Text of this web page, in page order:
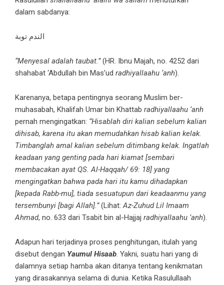
dalam sabdanya:
الندم توبة
“Menyesal adalah taubat.”(HR. Ibnu Majah, no. 4252 dari
shahabat ‘Abdullah bin Mas’ud radhiyallaahu ‘anh).
Karenanya, betapa pentingnya seorang Muslim ber-
muhasabah, Khalifah Umar bin Khattab radhiyallaahu ‘anh
pernah mengingatkan: “Hisablah diri kalian sebelum kalian
dihisab, karena itu akan memudahkan hisab kalian kelak.
Timbanglah amal kalian sebelum ditimbang kelak. Ingatlah
keadaan yang genting pada hari kiamat [sembari
membacakan ayat QS. Al-Haqqah/ 69: 18] yang
mengingatkan bahwa pada hari itu kamu dihadapkan
[kepada Rabb-mu], tiada sesuatupun dari keadaanmu yang
tersembunyi [bagi Allah].”(Lihat:Az-Zuhud Lil Imaam
Ahmad, no. 633 dari Tsabit bin al-Hajjaj radhiyallaahu ‘anh).
Adapun hari terjadinya proses penghitungan, itulah yang
disebut dengan Yaumul Hisaab. Yakni, suatu hari yang di
dalamnya setiap hamba akan ditanya tentang kenikmatan
yang dirasakannya selama di dunia. Ketika Rasulullaah